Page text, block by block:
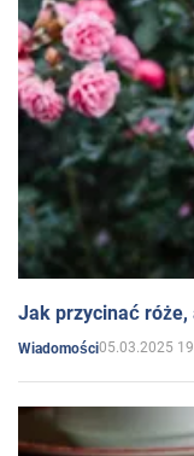
Jak przycinać
Wiadomości05.03.2025